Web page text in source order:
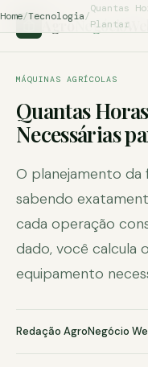
AgroNegócioWeb
Home/Tecnologia/
Quantas
Plantar
MÁQUINAS AGRÍCOLAS
Quantas
Necessárias
O planejamento da
sabendo
cada operação
dado, você calcula
equipamento
Redação AgroNegócio